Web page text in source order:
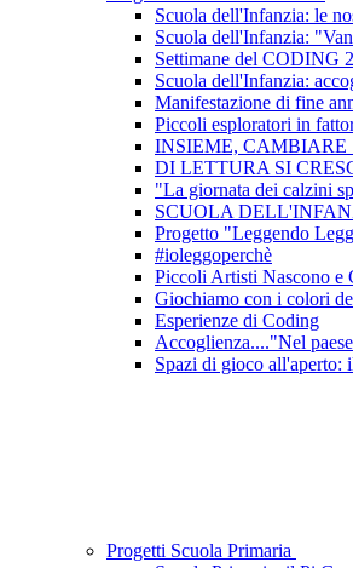
Scuola dell'Infanzia: le
Scuola dell'Infanzia:
Settimane del CODING
Scuola dell'Infanzia:
Manifestazione di fine
Piccoli esploratori in
INSIEME, CAMBIARE
DI LETTURA SI
"La giornata dei calzini
SCUOLA
Progetto "Leggendo
#ioleggoperchè
Piccoli Artisti Nascono e
Giochiamo con i colori
Esperienze di Coding
Accoglienza...."Nel
Spazi di gioco all'aperto:
Progetti Scuola Primaria